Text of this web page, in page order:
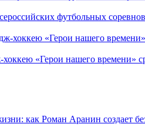
футбольных
«Герои нашего времени»